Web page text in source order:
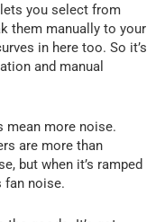
you select from
them manually to your
in here too. So it’s
and manual
mean more noise.
are more than
but when it’s ramped
fan noise.